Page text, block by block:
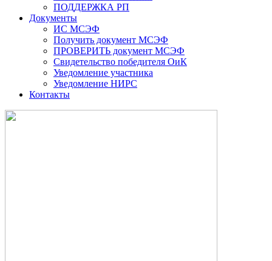
ПОДДЕРЖКА РП
Документы
ИС МСЭФ
Получить документ МСЭФ
ПРОВЕРИТЬ документ МСЭФ
Свидетельство победителя ОиК
Уведомление участника
Уведомление НИРС
Контакты